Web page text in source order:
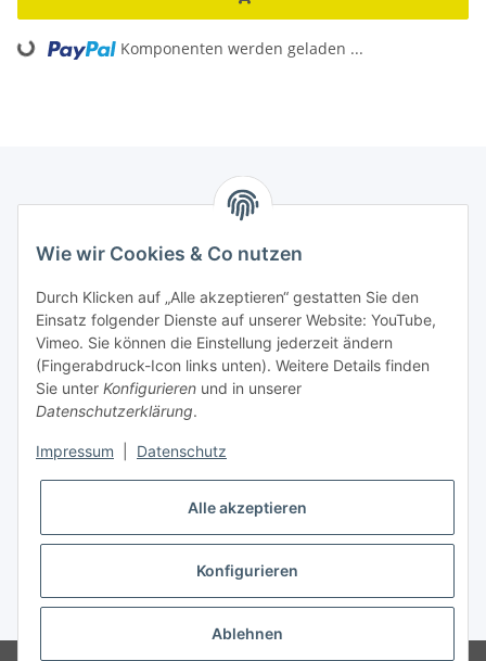
Loading... Komponenten werden geladen ...
PROMADENT UG
Im Nordfeld 13
29336 Nienhagen
info@promadent.de
+49 (0) 5144 / 6980 - 200
* Alle Preise zzgl. gesetzlicher USt., zzgl.Versand
Wie wir Cookies & Co nutzen
Durch Klicken auf „Alle akzeptieren“ gestatten Sie den
Einsatz folgender Dienste auf unserer Website: YouTube,
Vimeo. Sie können die Einstellung jederzeit ändern
(Fingerabdruck-Icon links unten). Weitere Details finden
Sie unter Konfigurieren und in unserer
Datenschutzerklärung.
Impressum Datenschutz
Alle akzeptieren
Konfigurieren
Ablehnen